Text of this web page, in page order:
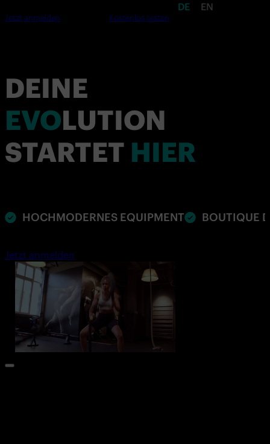
DE EN
Jetzt anmelden Kostenlos testen
DEINE
EVOLUTION
STARTET HIER
HOCHMODERNES EQUIPMENT BOUTIQUE
Jetzt anmelden